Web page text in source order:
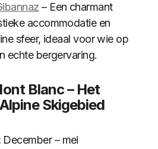
– Een charmant
accommodatie en
sfeer, ideaal voor wie op
echte bergervaring.
Blanc – Het
Skigebied
December – mei